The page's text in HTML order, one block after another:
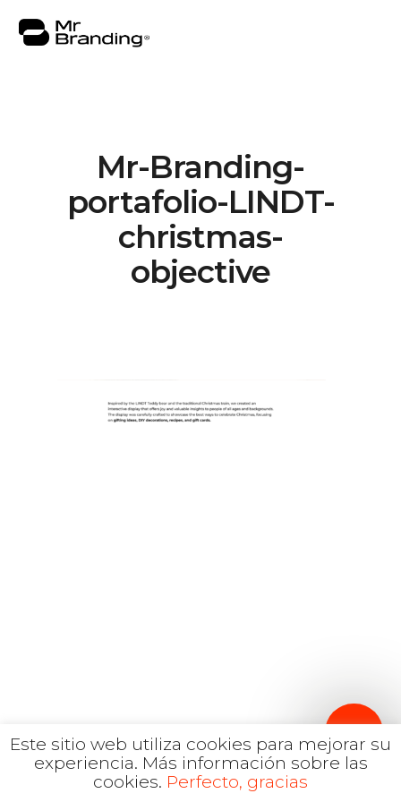
Mr-Branding-
portafolio-LINDT-
christmas-
objective
Nosotros
Portafolio
Asesorías
Insights
Inglés
Este sitio web utiliza cookies para mejorar su
experiencia. Más información sobre las
cookies. Perfecto, gracias